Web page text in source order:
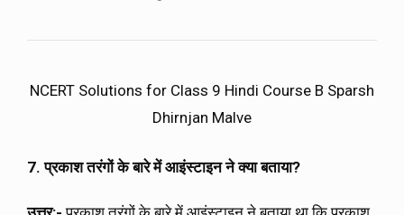
NCERT Solutions for Class 9 Hindi Course B Sparsh
Dhirnjan Malve
7. प्रकाश तरंगों के बारे में आइंस्टाइन ने क्या बताया?